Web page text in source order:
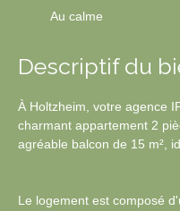
Au calme
Descriptif du
À Holtzheim, votre agence
charmant appartement 2
agréable balcon de 15 m²,
Le logement est composé